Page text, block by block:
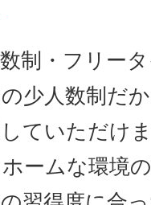
数制・フリータ
少人数制だ
ていただけ
ームな環境